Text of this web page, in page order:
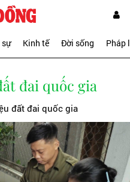
sự Kinh tế Đời sống Pháp
đai quốc gia
đất đai quốc gia